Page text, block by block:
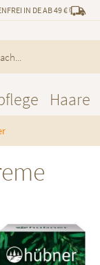
IN DE AB 49 €
Haare